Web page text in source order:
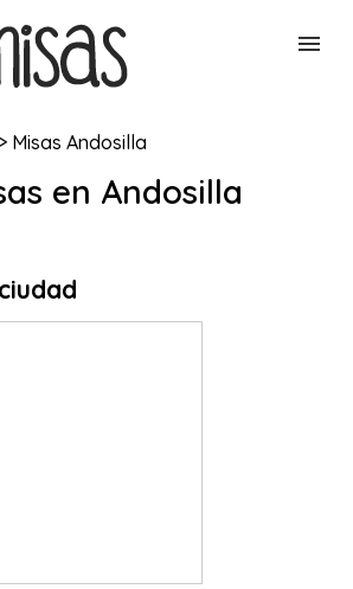
> Misas Andosilla
en Andosilla